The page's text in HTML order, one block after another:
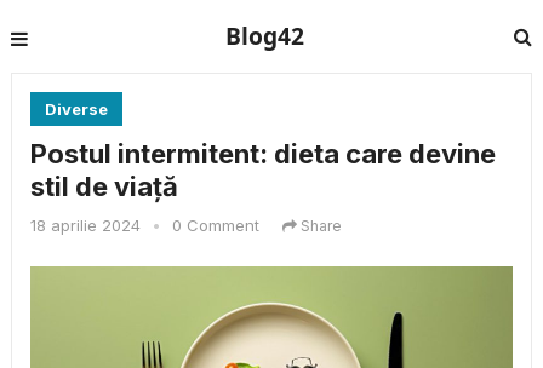
Blog42
Diverse
Postul intermitent: dieta care devine
stil de viață
18 aprilie 2024 • 0 Comment Share